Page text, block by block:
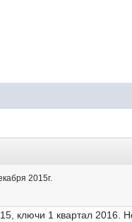
2015г.
ключи 1 квартал 2016.